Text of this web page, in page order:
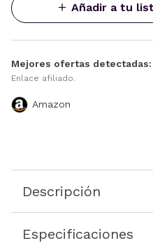
Añadir a tu
Mejores ofertas detectadas:
Enlace afiliado.
Amazon
Descripción
Especificaciones